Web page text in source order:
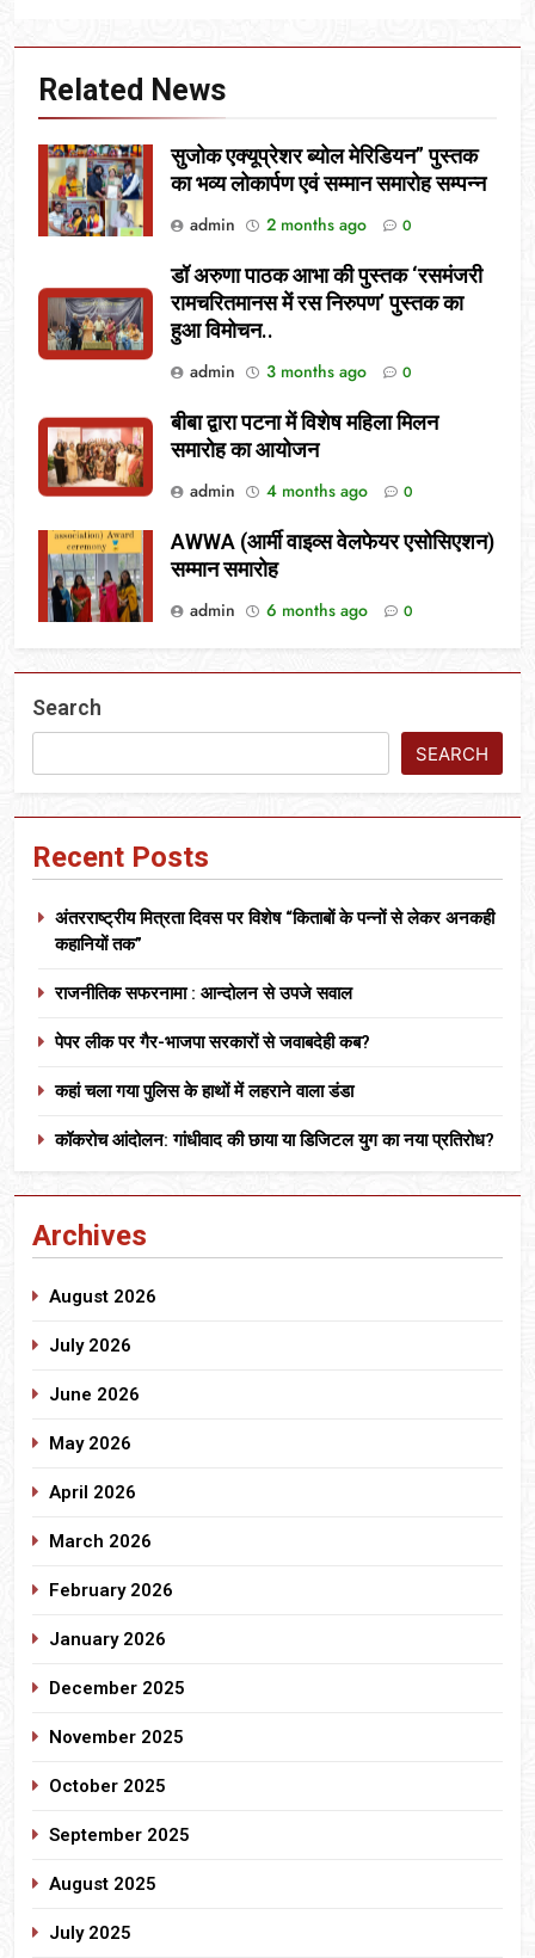
Related News
सुजोक एक्यूप्रेशर ब्योल मेरिडियन” पुस्तक
का भव्य लोकार्पण एवं सम्मान समारोह सम्पन्न
admin
2 months ago 0
डॉ अरुणा पाठक आभा की पुस्तक ‘रसमंजरी
रामचरितमानस में रस निरुपण’ पुस्तक का
हुआ विमोचन..
admin
3 months ago 0
बीबा द्वारा पटना में विशेष महिला मिलन
समारोह का आयोजन
admin
4 months ago 0
AWWA (आर्मी वाइव्स वेलफेयर एसोसिएशन)
सम्मान समारोह
admin
6 months ago 0
Search
SEARCH
Recent Posts
अंतरराष्ट्रीय मित्रता दिवस पर विशेष “किताबों के पन्नों से लेकर अनकही
कहानियों तक”
राजनीतिक सफरनामा : आन्दोलन से उपजे सवाल
पेपर लीक पर गैर-भाजपा सरकारों से जवाबदेही कब?
कहां चला गया पुलिस के हाथों में लहराने वाला डंडा
कॉकरोच आंदोलन: गांधीवाद की छाया या डिजिटल युग का नया प्रतिरोध?
Archives
August 2026
July 2026
June 2026
May 2026
April 2026
March 2026
February 2026
January 2026
December 2025
November 2025
October 2025
September 2025
August 2025
July 2025